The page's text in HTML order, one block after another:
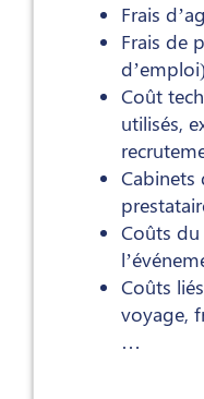
Frais
Frais de
Coût
utilisés,
Cabinets
Coûts
Coûts
voyage,
…